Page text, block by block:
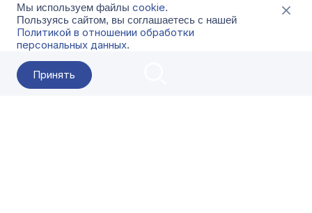
Мы используем файлы cookie.
Пользуясь сайтом, вы соглашаетесь с нашей
Политикой в отношении обработки
персональных данных.
Принять